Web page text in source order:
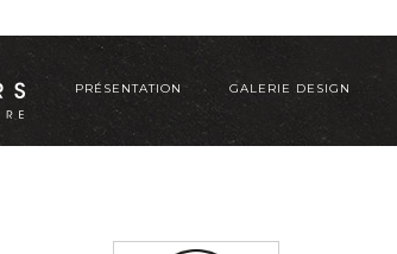
PRÉSENTATION GALERIE DESIGN